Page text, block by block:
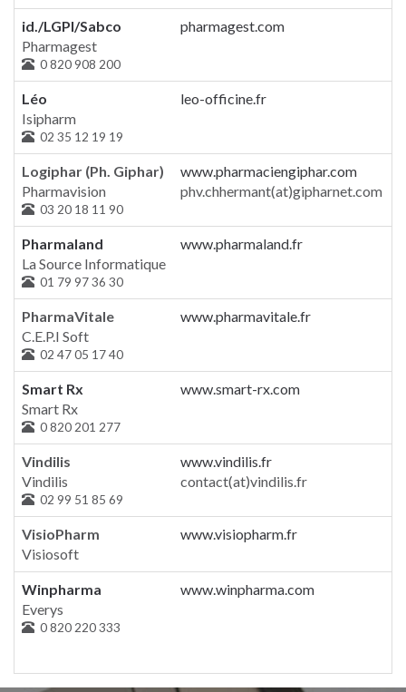
id./LGPI/Sabco
Pharmagest
0 820 908 200
pharmagest.com
Léo
Isipharm
02 35 12 19 19
leo-officine.fr
Logiphar (Ph. Giphar)
Pharmavision
03 20 18 11 90
www.pharmaciengiphar.com
phv.chhermant(at)gipharnet.com
Pharmaland
La Source Informatique
01 79 97 36 30
www.pharmaland.fr
PharmaVitale
C.E.P.I Soft
02 47 05 17 40
www.pharmavitale.fr
Smart Rx
Smart Rx
0 820 201 277
www.smart-rx.com
Vindilis
Vindilis
02 99 51 85 69
www.vindilis.fr
contact(at)vindilis.fr
VisioPharm
Visiosoft
www.visiopharm.fr
Winpharma
Everys
0 820 220 333
www.winpharma.com